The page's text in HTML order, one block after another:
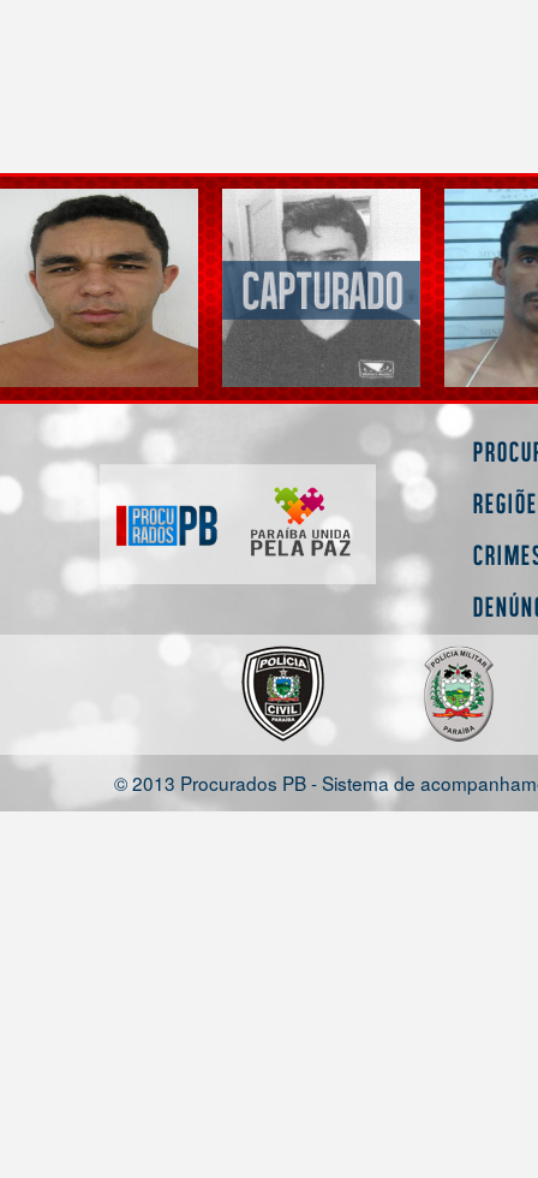
© 2013 Procurados PB - Sistema de